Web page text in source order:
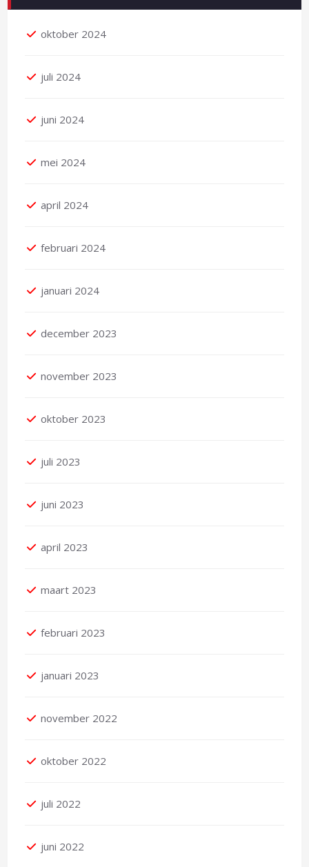
oktober 2024
juli 2024
juni 2024
mei 2024
april 2024
februari 2024
januari 2024
december 2023
november 2023
oktober 2023
juli 2023
juni 2023
april 2023
maart 2023
februari 2023
januari 2023
november 2022
oktober 2022
juli 2022
juni 2022